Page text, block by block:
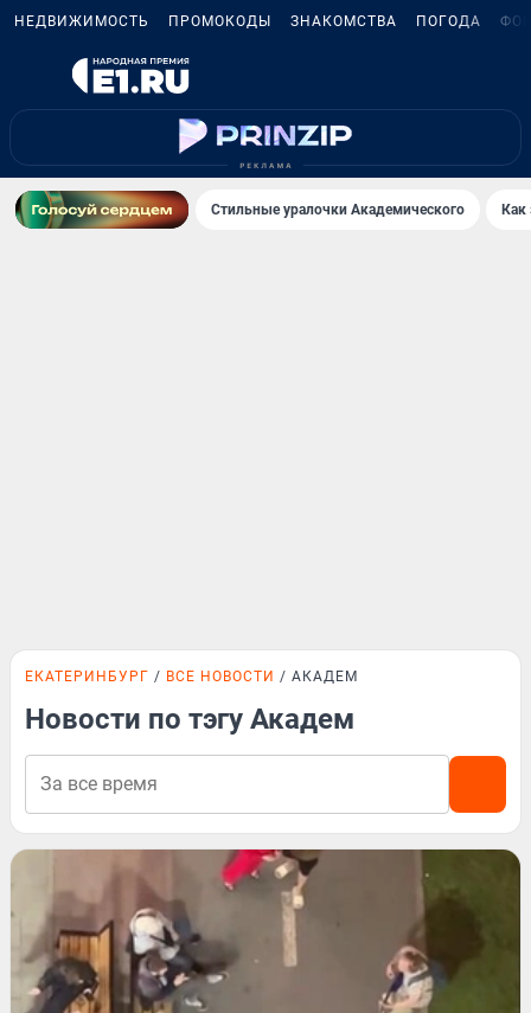
НЕДВИЖИМОСТЬ ПРОМОКОДЫ ЗНАКОМСТВА ПОГОДА
Стильные уралочки Академического
ЕКАТЕРИНБУРГ ВСЕ НОВОСТИ АКАДЕМ
Новости по тэгу Академ